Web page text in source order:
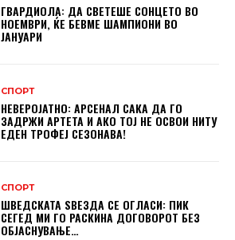
ГВАРДИОЛА: ДА СВЕТЕШЕ СОНЦЕТО ВО
НОЕМВРИ, ЌЕ БЕВМЕ ШАМПИОНИ ВО
ЈАНУАРИ
СПОРТ
НЕВЕРОЈАТНО: АРСЕНАЛ САКА ДА ГО
ЗАДРЖИ АРТЕТА И АКО ТОЈ НЕ ОСВОИ НИТУ
ЕДЕН ТРОФЕЈ СЕЗОНАВА!
СПОРТ
ШВЕДСКАТА ЅВЕЗДА СЕ ОГЛАСИ: ПИК
СЕГЕД МИ ГО РАСКИНА ДОГОВОРОТ БЕЗ
ОБЈАСНУВАЊЕ…